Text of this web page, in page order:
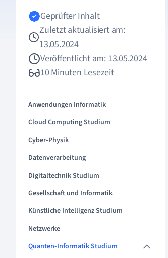
Geprüfter Inhalt
Zuletzt aktualisiert am:
13.05.2024
Veröffentlicht am: 13.05.2024
10 Minuten Lesezeit
Anwendungen Informatik
Cloud Computing Studium
Cyber-Physik
Datenverarbeitung
Digitaltechnik Studium
Gesellschaft und Informatik
Künstliche Intelligenz Studium
Netzwerke
Quanten-Informatik Studium